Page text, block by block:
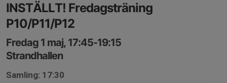
INSTÄLLT! Fredagsträning
P10/P11/P12
Fredag 1 maj, 17:45-19:15
Strandhallen
Samling: 17:30